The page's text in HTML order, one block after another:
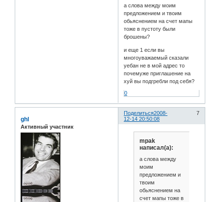
а слова между моим
предложением и твоим
обьяснением на счет мапы
тоже в пустоту были
брошены?
и еще 1 если вы
многоуважаемый сказали
уебан не в мой адрес то
почемуже приглашение на
хуй вы подгребли под себя?
0
Поделиться 7
2008-
12-14 20:50:08
ghl
Активный участник
mpak
написал(а):
а слова между
моим
предложением и
твоим
обьяснением на
счет мапы тоже в